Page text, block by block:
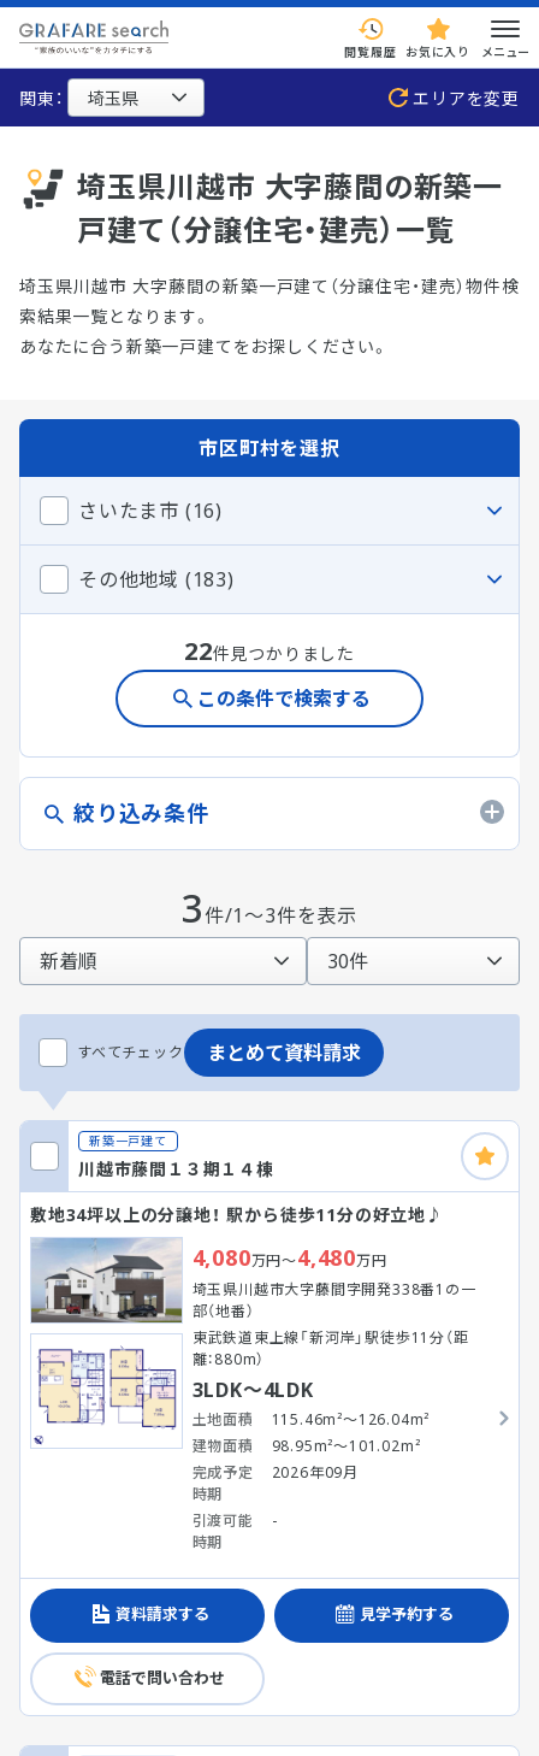
閲覧履歴 お気に入り メニュー
関東： エリアを変更
埼玉県川越市 大字藤間の新築一
戸建て（分譲住宅・建売）一覧
埼玉県川越市 大字藤間の新築一戸建て（分譲住宅・建売）物件検
索結果一覧となります。
あなたに合う新築一戸建てをお探しください。
3件/1～3件を表示
すべてチェック まとめて資料請求
新築一戸建て
川越市藤間１３期１４棟
敷地34坪以上の分譲地！ 駅から徒歩11分の好立地♪
4,080万円～4,480万円
埼玉県川越市大字藤間字開発338番1の一
部（地番）
東武鉄道東上線「新河岸」駅徒歩11分（距
離：880m）
3LDK～4LDK
土地面積
115.46m²～126.04m²
建物面積
98.95m²～101.02m²
完成予定
時期
2026年09月
引渡可能
時期
-
資料請求する 見学予約する
電話で問い合わせ
市区町村を選択
さいたま市 (16)
その他地域 (183)
22件見つかりました
この条件で検索する
絞り込み条件